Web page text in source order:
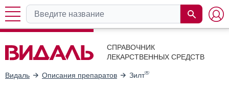
СПРАВОЧНИК
ЛЕКАРСТВЕННЫХ СРЕДСТВ
Видаль Описания препаратов Зилт®